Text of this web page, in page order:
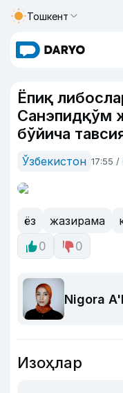
Тошкент
Ёпиқ
Санэпидқўм
бўйича
Ўзбекистон 17:55 /
ёз жазирама
0
0
Nigora
Изоҳлар